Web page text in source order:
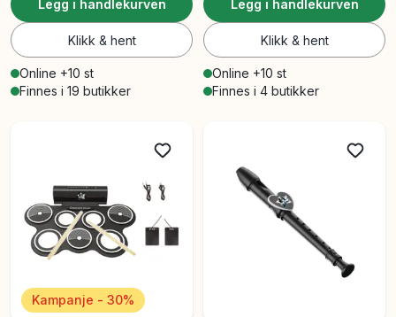
Legg i handlekurven
Klikk & hent
Online +10 st
Finnes i 19 butikker
Legg i handlekurven
Klikk & hent
Online +10 st
Finnes i 4 butikker
Kampanje - 30%